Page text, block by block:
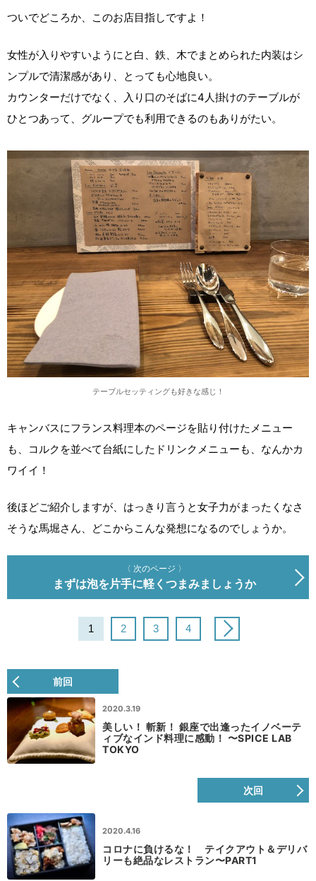
ついでどころか、このお店目指しですよ！
女性が入りやすいようにと白、鉄、木でまとめられた内装はシ
ンプルで清潔感があり、とっても心地良い。
カウンターだけでなく、入り口のそばに4人掛けのテーブルが
ひとつあって、グループでも利用できるのもありがたい。
テーブルセッティングも好きな感じ！
キャンバスにフランス料理本のページを貼り付けたメニュー
も、コルクを並べて台紙にしたドリンクメニューも、なんかカ
ワイイ！
後ほどご紹介しますが、はっきり言うと女子力がまったくなさ
そうな馬堀さん、どこからこんな発想になるのでしょうか。
〈 次のページ 〉
まずは泡を片手に軽くつまみましょうか
1 2 3 4
前回
2020.3.19
美しい！ 斬新！ 銀座で出逢ったイノベーテ
ィブなインド料理に感動！ 〜SPICE LAB
TOKYO
次回
2020.4.16
コロナに負けるな！ テイクアウト＆デリバ
リーも絶品なレストラン〜PART1